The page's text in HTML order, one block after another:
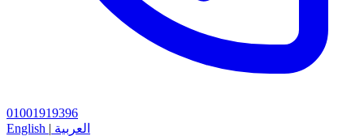
01001919396
English | العربية